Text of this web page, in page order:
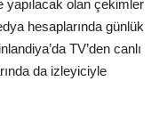
yapılacak olan çekimler
hesaplarında günlük
TV’den canlı
da izleyiciyle